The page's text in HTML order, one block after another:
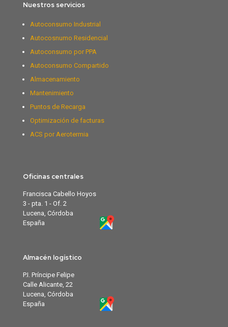
Nuestros servicios
Autoconsumo Industrial
Autocosnumo Residencial
Autoconsumo por PPA
Autoconsumo Compartido
Almacenamiento
Mantenimiento
Puntos de Recarga
Optimización de facturas
ACS por Aerotermia
Oficinas centrales
Francisca Cabello Hoyos
3 - pta. 1 - Of. 2
Lucena, Córdoba
España
Almacén logístico
P.I. Príncipe Felipe
Calle Alicante, 22
Lucena, Córdoba
España